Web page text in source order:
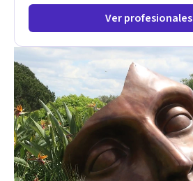
Ver profesionales